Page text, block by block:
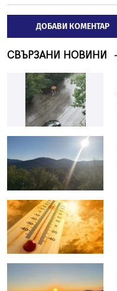
ДОБАВИ КОМЕНТАР
СВЪРЗАНИ НОВИНИ